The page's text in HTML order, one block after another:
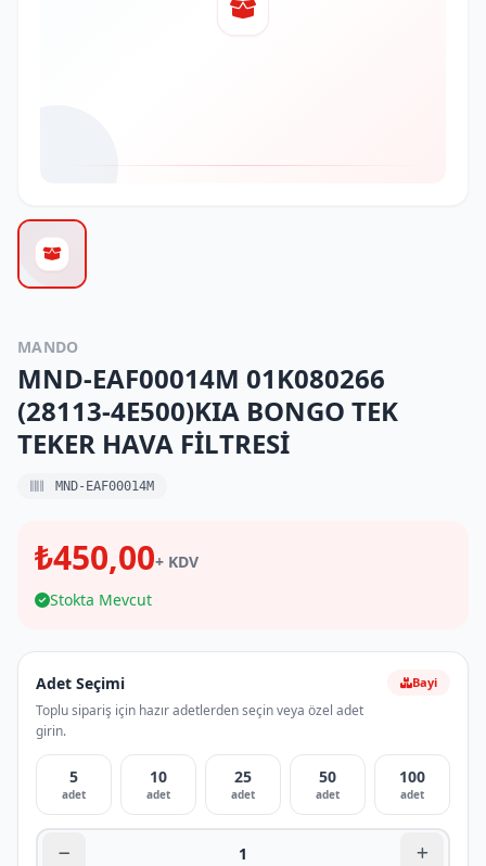
MANDO
MND-EAF00014M 01K080266
(28113-4E500)KIA BONGO TEK
TEKER HAVA FİLTRESİ
MND-EAF00014M
₺450,00+ KDV
Stokta Mevcut
Adet Seçimi
Toplu sipariş için hazır adetlerden seçin veya özel adet
girin.
Bayi
5
adet
10
adet
25
adet
50
adet
100
adet